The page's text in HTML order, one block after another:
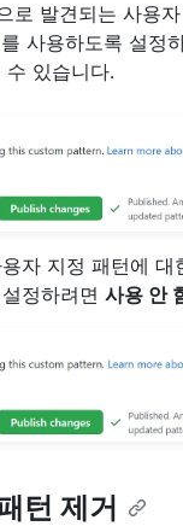
로 발견되는 사용
사용하도록 설정
수 있습니다.
자 지정 패턴에 대
정하려면 사용 안
턴 제거